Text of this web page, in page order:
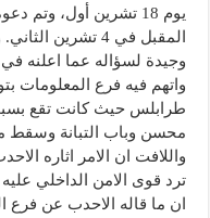
يوم 18 تشرين أول،
المقبل في 4
وجيدة لسؤاله عما اعلنه
واتهم فيه فرع المعلومات
طرابلس حيث كانت تقع
محسن وباب التبانة وسقط
واللافت ان الامر اثاره
ترد قوى الامن الداخلي
ان ما قاله الاحدب عن